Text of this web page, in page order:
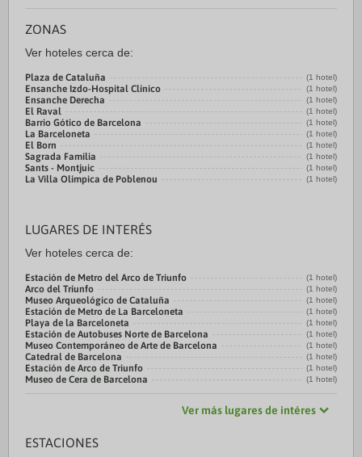
ZONAS
Ver hoteles cerca de:
Plaza de Cataluña (1 hotel)
Ensanche Izdo-Hospital Clínico (1 hotel)
Ensanche Derecha (1 hotel)
El Raval (1 hotel)
Barrio Gótico de Barcelona (1 hotel)
La Barceloneta (1 hotel)
El Born (1 hotel)
Sagrada Familia (1 hotel)
Sants - Montjuic (1 hotel)
La Villa Olímpica de Poblenou (1 hotel)
LUGARES DE INTERÉS
Ver hoteles cerca de:
Estación de Metro del Arco de Triunfo (1 hotel)
Arco del Triunfo (1 hotel)
Museo Arqueológico de Cataluña (1 hotel)
Estación de Metro de La Barceloneta (1 hotel)
Playa de la Barceloneta (1 hotel)
Estación de Autobuses Norte de Barcelona (1 hotel)
Museo Contemporáneo de Arte de Barcelona (1 hotel)
Catedral de Barcelona (1 hotel)
Estación de Arco de Triunfo (1 hotel)
Museo de Cera de Barcelona (1 hotel)
Ver más lugares de intéres
ESTACIONES